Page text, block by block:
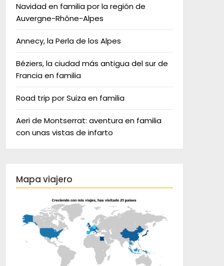
Navidad en familia por la región de
Auvergne-Rhône-Alpes
Annecy, la Perla de los Alpes
Béziers, la ciudad más antigua del sur de
Francia en familia
Road trip por Suiza en familia
Aeri de Montserrat: aventura en familia
con unas vistas de infarto
Mapa viajero